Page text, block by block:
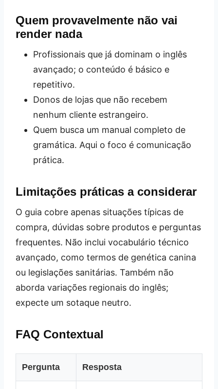
Quem provavelmente não vai
render nada
Profissionais que já dominam o inglês
avançado; o conteúdo é básico e
repetitivo.
Donos de lojas que não recebem
nenhum cliente estrangeiro.
Quem busca um manual completo de
gramática. Aqui o foco é comunicação
prática.
Limitações práticas a considerar
O guia cobre apenas situações típicas de
compra, dúvidas sobre produtos e perguntas
frequentes. Não inclui vocabulário técnico
avançado, como termos de genética canina
ou legislações sanitárias. Também não
aborda variações regionais do inglês;
expecte um sotaque neutro.
FAQ Contextual
Pergunta Resposta